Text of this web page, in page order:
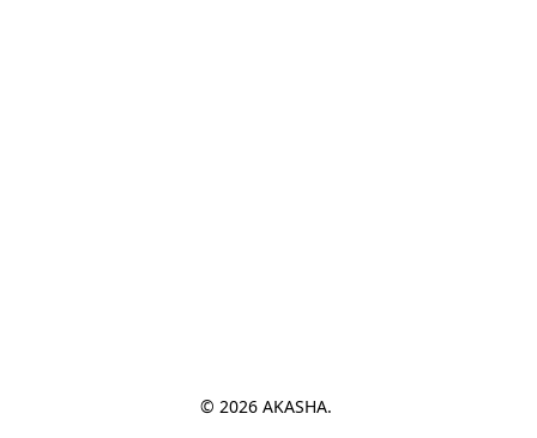
© 2026 AKASHA.